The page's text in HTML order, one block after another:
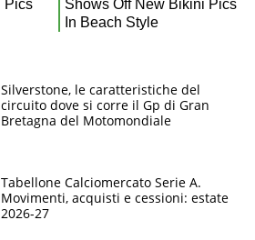
Silverstone, le caratteristiche del
circuito dove si corre il Gp di Gran
Bretagna del Motomondiale
Tabellone Calciomercato Serie A.
Movimenti, acquisti e cessioni: estate
2026-27